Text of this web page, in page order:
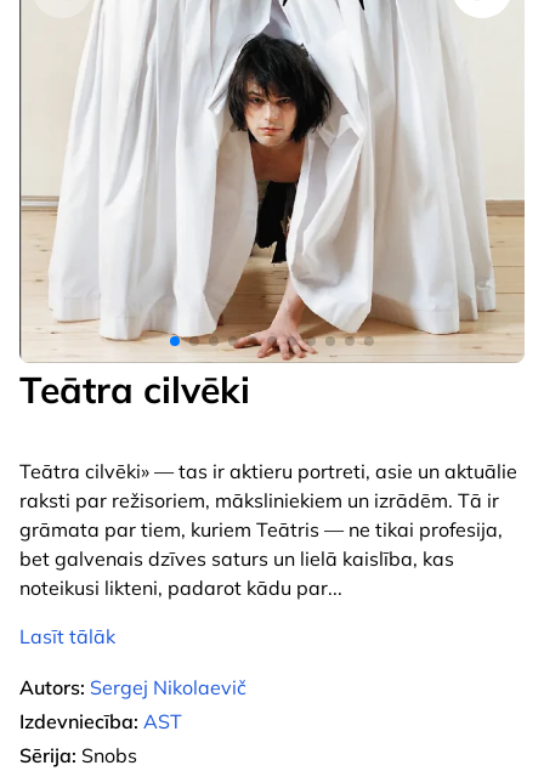
Teātra cilvēki
Teātra cilvēki» — tas ir aktieru portreti, asie un aktuālie
raksti par režisoriem, māksliniekiem un izrādēm. Tā ir
grāmata par tiem, kuriem Teātris — ne tikai profesija,
bet galvenais dzīves saturs un lielā kaislība, kas
noteikusi likteni, padarot kādu par...
Lasīt tālāk
Autors: Sergej Nikolaevič
Izdevniecība: AST
Sērija: Snobs